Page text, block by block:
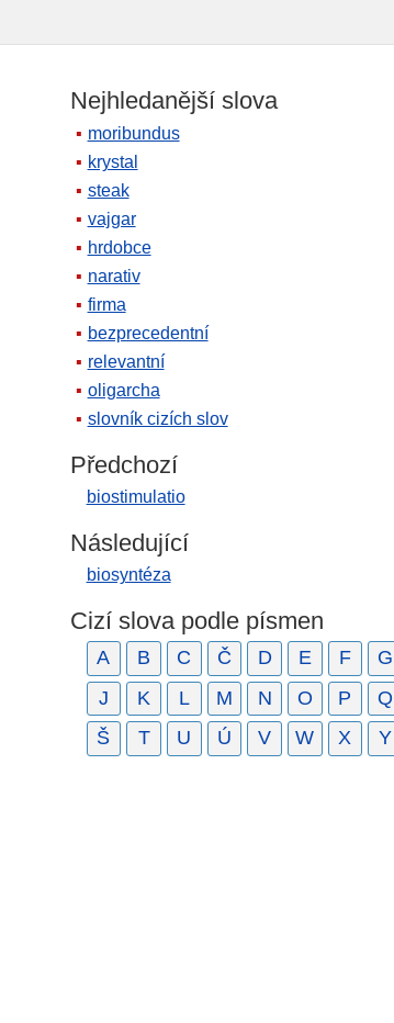
Nejhledanější slova
moribundus
krystal
steak
vajgar
hrdobce
narativ
firma
bezprecedentní
relevantní
oligarcha
slovník cizích slov
Předchozí
biostimulatio
Následující
biosyntéza
Cizí slova podle písmen
A B C Č D E F G
J
K L M N O P Q
Š
T U Ú V W X Y